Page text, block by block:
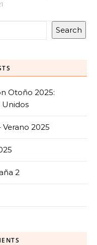
Search
Otoño 2025:
Unidos
2025
2